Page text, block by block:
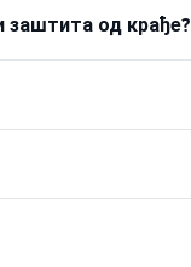
од крађе?